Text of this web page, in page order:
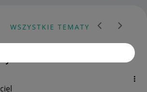
WSZYSTKIE TEMATY